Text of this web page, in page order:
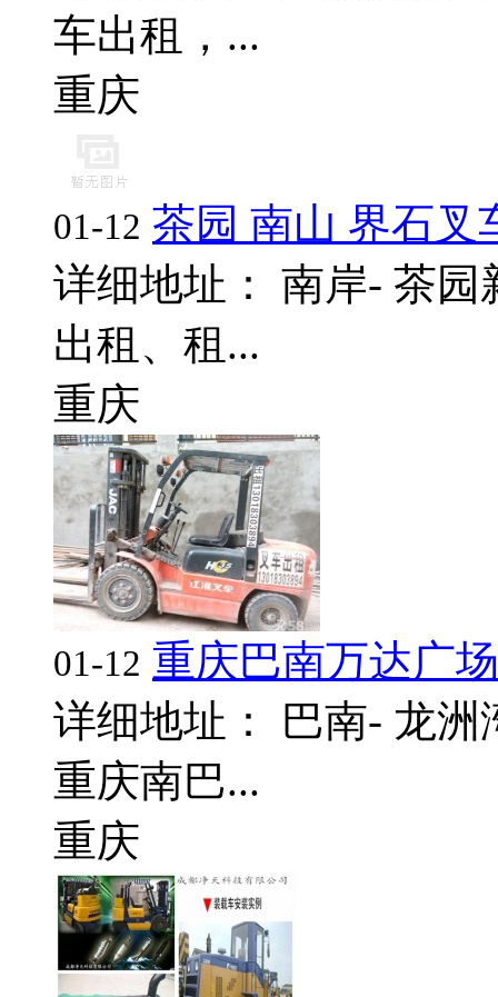
车出租，...
重庆
01-12 茶园 南山 界石叉
详细地址： 南岸- 茶
出租、租...
重庆
01-12 重庆巴南万达广
详细地址： 巴南- 龙
重庆南巴...
重庆